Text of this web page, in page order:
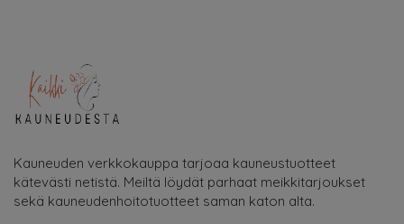
Kauneuden verkkokauppa tarjoaa kauneustuotteet
kätevästi netistä. Meiltä löydät parhaat meikkitarjoukset
sekä kauneudenhoitotuotteet saman katon alta.